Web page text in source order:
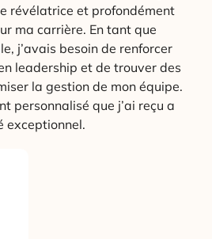
révélatrice et profondément
ma carrière. En tant que
j’avais besoin de renforcer
leadership et de trouver des
la gestion de mon équipe.
personnalisé que j’ai reçu a
exceptionnel.